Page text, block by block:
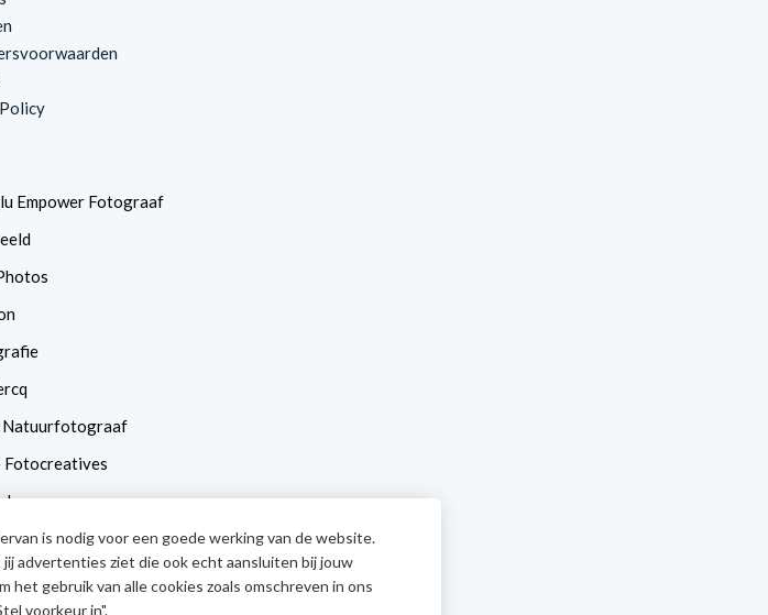
Empower Fotograaf
Natuurfotograaf
Fotocreatives
is nodig voor een goede werking van de website.
advertenties ziet die ook echt aansluiten bij jouw
het gebruik van alle cookies zoals omschreven in ons
voorkeur in".